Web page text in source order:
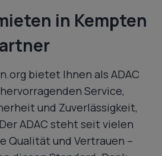
in Kempten
bietet Ihnen als ADAC
Service,
und Zuverlässigkeit,
ADAC steht seit vielen
Qualität und Vertrauen –